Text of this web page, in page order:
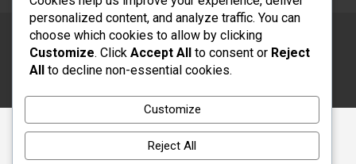
Copyright © 2026Rénovation et Décoration
Thème par :Theme Horse
personalized content, and analyze traffic. You can
choose which cookies to allow by clicking
Customize. Click Accept All to consent or Reject
All to decline non-essential cookies.
Customize
Reject All